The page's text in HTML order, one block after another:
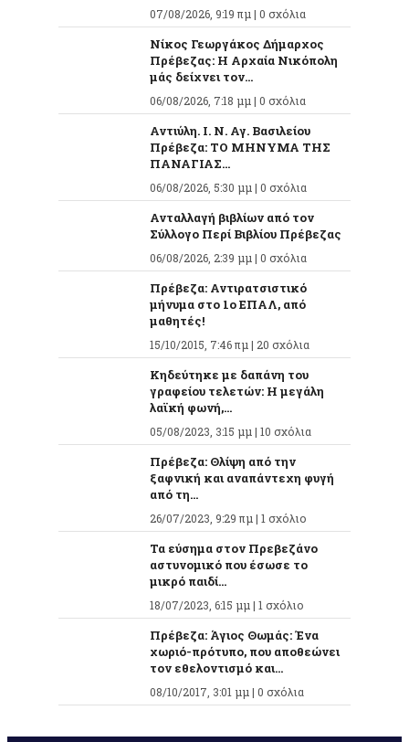
07/08/2026, 9:19 πμ | 0 σχόλια
Νίκος Γεωργάκος Δήμαρχος
Πρέβεζας: Η Αρχαία Νικόπολη
μάς δείχνει τον...
06/08/2026, 7:18 μμ | 0 σχόλια
Αντιύλη. Ι. Ν. Αγ. Βασιλείου
Πρέβεζα: ΤΟ ΜΗΝΥΜΑ ΤΗΣ
ΠΑΝΑΓΙΑΣ...
06/08/2026, 5:30 μμ | 0 σχόλια
Ανταλλαγή βιβλίων από τον
Σύλλογο Περί Βιβλίου Πρέβεζας
06/08/2026, 2:39 μμ | 0 σχόλια
Πρέβεζα: Αντιρατσιστικό
μήνυμα στο 1ο ΕΠΑΛ, από
μαθητές!
15/10/2015, 7:46 πμ | 20 σχόλια
Κηδεύτηκε με δαπάνη του
γραφείου τελετών: Η μεγάλη
λαϊκή φωνή,...
05/08/2023, 3:15 μμ | 10 σχόλια
Πρέβεζα: Θλίψη από την
ξαφνική και αναπάντεχη φυγή
από τη...
26/07/2023, 9:29 πμ | 1 σχόλιο
Τα εύσημα στον Πρεβεζάνο
αστυνομικό που έσωσε το
μικρό παιδί...
18/07/2023, 6:15 μμ | 1 σχόλιο
Πρέβεζα: Άγιος Θωμάς: Ένα
χωριό-πρότυπο, που αποθεώνει
τον εθελοντισμό και...
08/10/2017, 3:01 μμ | 0 σχόλια